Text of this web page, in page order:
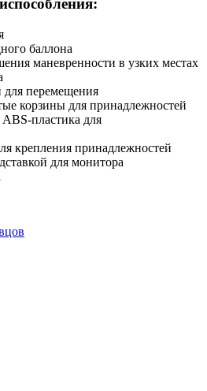
баллона
маневренности в узких местах
для перемещения
корзины для принадлежностей
пластика для
крепления принадлежностей
для монитора